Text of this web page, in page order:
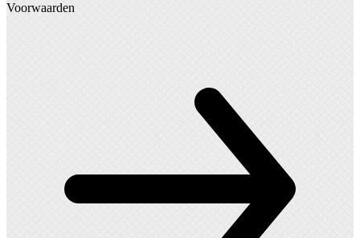
Voorwaarden